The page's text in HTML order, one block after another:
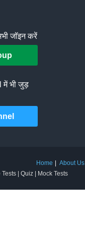
जॉइन करें
में भी जुड़
Home About Us
| Quiz | Mock Tests